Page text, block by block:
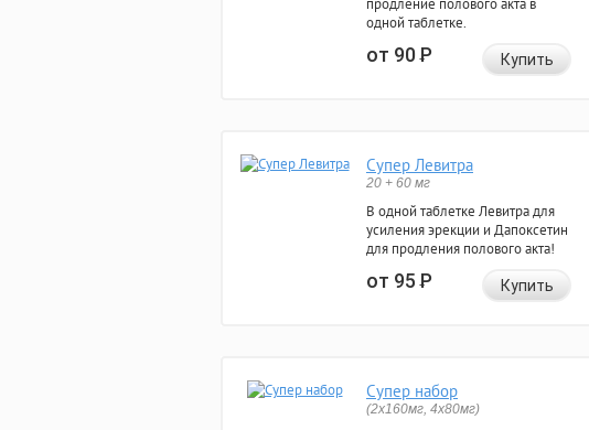
продление полового акта в
одной таблетке.
от 90Р Купить
Супер Левитра
20 + 60 мг
В одной таблетке Левитра для
усиления эрекции и Дапоксетин
для продления полового акта!
от 95Р Купить
Супер набор
(2х160мг, 4х80мг)